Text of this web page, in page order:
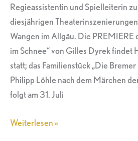
Regieassistentin und Spielleiterin
diesjährigen
Wangen im Allgäu. Die PREMIERE
im Schnee“ von Gilles Dyrek findet
statt; das Familienstück „Die
Philipp Löhle nach dem Märchen
folgt am 31. Juli
Weiterlesen »